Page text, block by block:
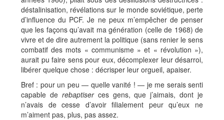
déstalinisation, révélations sur le monde soviétique, perte
d’influence du PCF. Je ne peux m’empêcher de penser
que les façons qu’avait ma génération (celle de 1968) de
vivre et de dire autrement la politique (sans renier le sens
combatif des mots « communisme » et « révolution »),
aurait pu faire sens pour eux, décomplexer leur désarroi,
libérer quelque chose : décrisper leur orgueil, apaiser.
Bref : pour un peu — quelle vanité ! — je me serais senti
capable derebaptiser ces gens, que j’aimais, dont je
n’avais de cesse d’avoir filialement peur qu’eux ne
m’aiment pas, plus, pas assez.